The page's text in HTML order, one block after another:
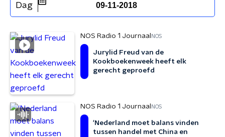
Dag 09-11-2018
NOS Radio 1 Journaal NOS
Jurylid Freud van de
Kookboekenweek heeft elk
gerecht geproefd
NOS Radio 1 Journaal NOS
'Nederland moet balans vinden
tussen handel met China en